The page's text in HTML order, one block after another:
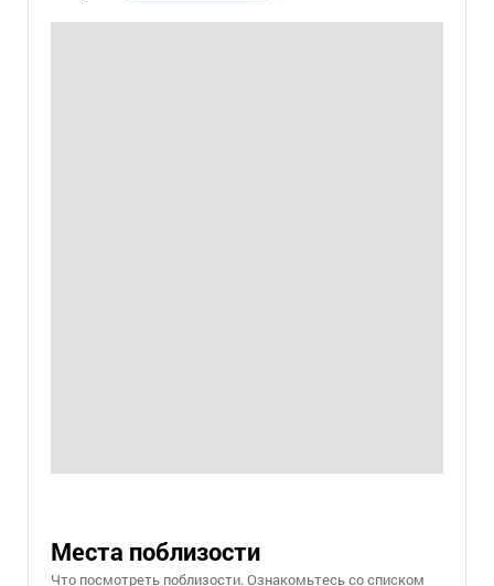
Места поблизости
Что посмотреть поблизости. Ознакомьтесь со списком